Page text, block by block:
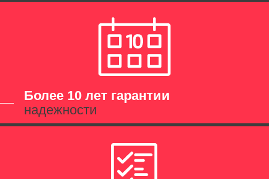
Более 10 лет гарантии
надежности